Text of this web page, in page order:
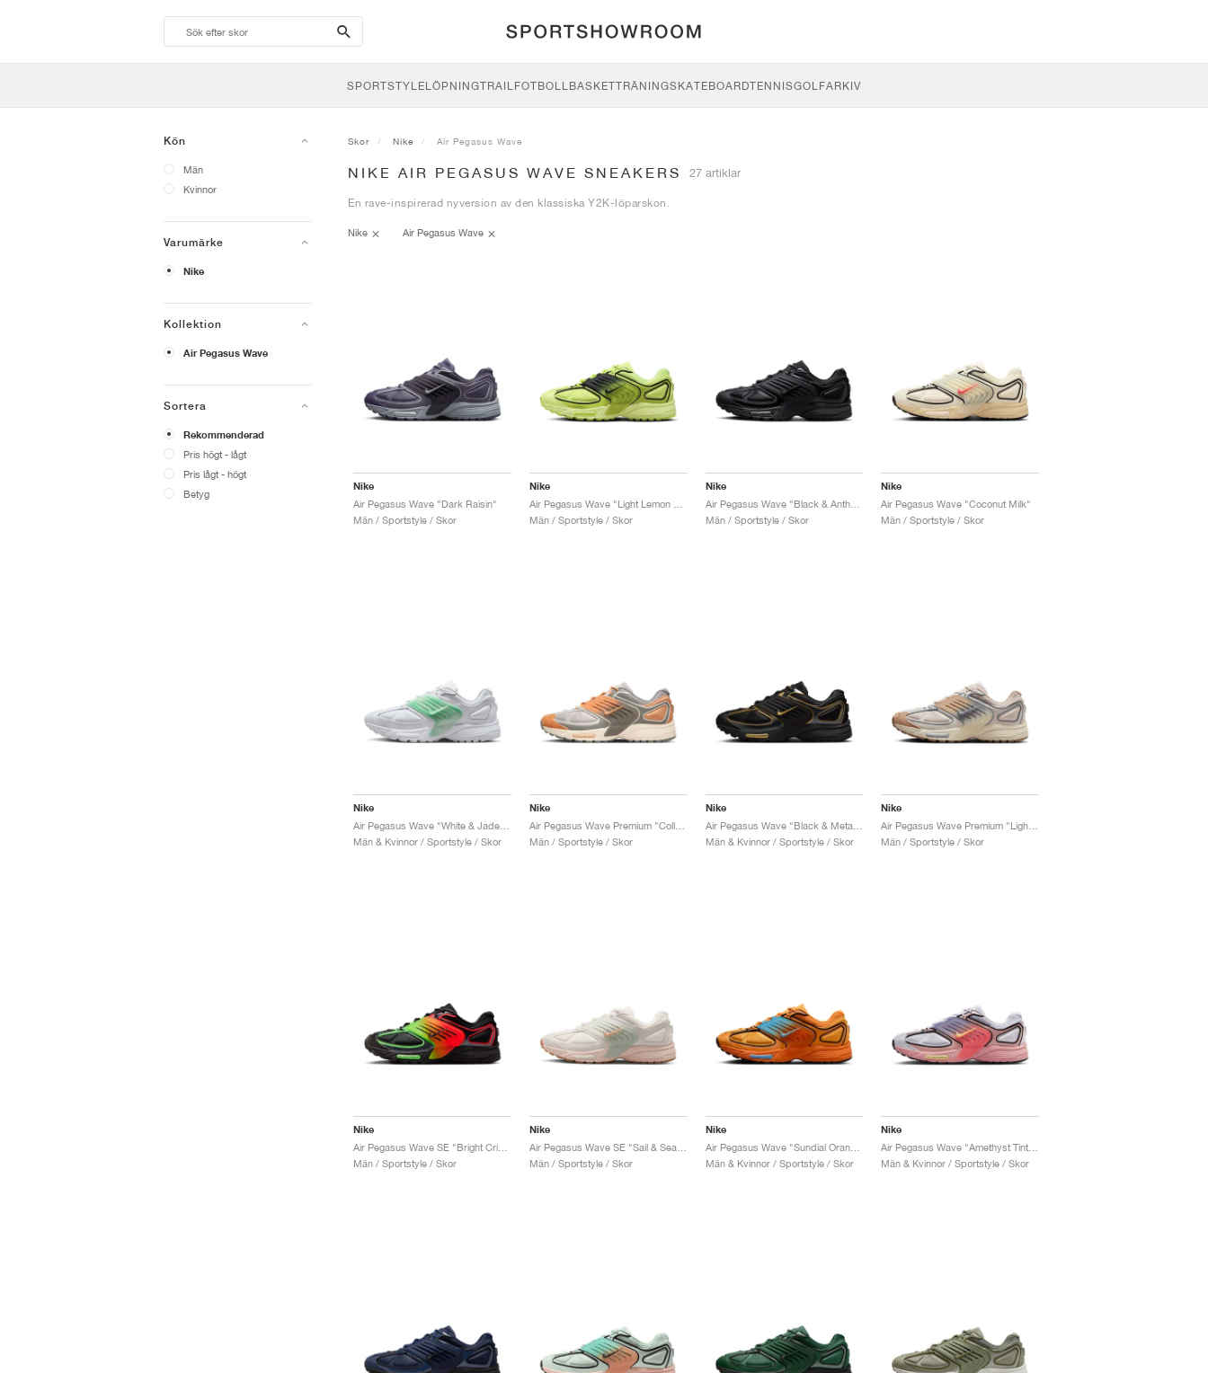
search-
btn
SPORTSTYLELÖPNINGTRAILFOTBOLLBASKETTRÄNINGSKATEBOARDTENNISGOLFARKIV
Kön
Män
Kvinnor
Varumärke
Nike
Kollektion
Air Pegasus Wave
Sortera
Rekommenderad
Pris högt - lågt
Pris lågt - högt
Betyg
Skor Nike Air Pegasus Wave
NIKE AIR PEGASUS WAVE SNEAKERS 27 artiklar
En rave-inspirerad nyversion av den klassiska Y2K-löparskon.
Nike Air Pegasus Wave
Nike
Air Pegasus Wave "Dark Raisin"
Män / Sportstyle / Skor
Nike
Män / Sportstyle / Skor
Nike
Air Pegasus Wave "Black & Anthracite"
Män / Sportstyle / Skor
Nike
Air Pegasus Wave "Coconut Milk"
Män / Sportstyle / Skor
Nike
Män & Kvinnor / Sportstyle / Skor
Nike
Air Pegasus Wave Premium "College Grey & Copper Moon"
Män / Sportstyle / Skor
Nike
Män & Kvinnor / Sportstyle / Skor
Nike
Män / Sportstyle / Skor
Nike
Män / Sportstyle / Skor
Nike
Män / Sportstyle / Skor
Nike
Air Pegasus Wave "Sundial Orange & Blue"
Män & Kvinnor / Sportstyle / Skor
Nike
Män & Kvinnor / Sportstyle / Skor